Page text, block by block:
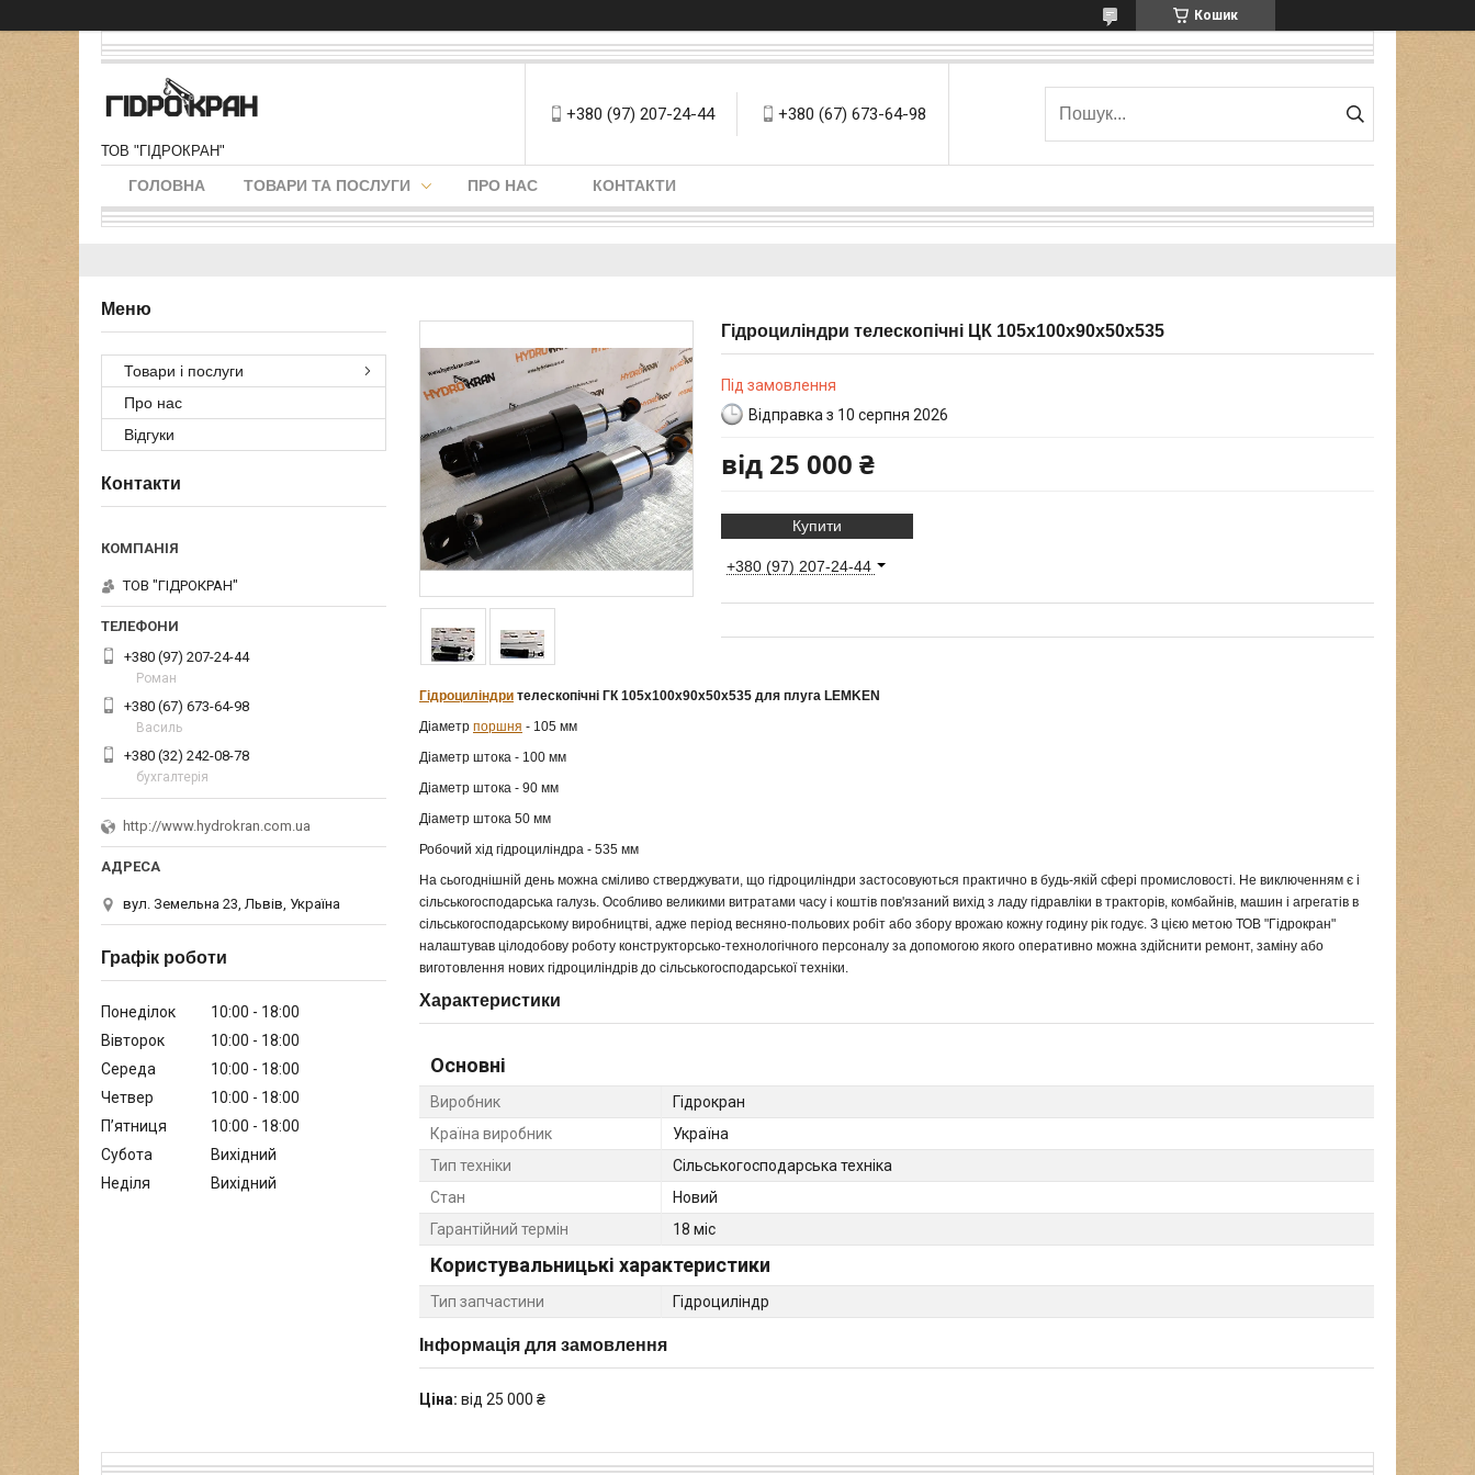
Кошик
ТОВ "ГІДРОКРАН"
+380 (97) 207-24-44 +380 (67) 673-64-98
ГОЛОВНА ТОВАРИ ТА ПОСЛУГИ ПРО НАС КОНТАКТИ
Гідроциліндри телескопічні ЦК 105х100х90х50х535
Під замовлення
Відправка з 10 серпня 2026
від 25 000 ₴
Купити
+380 (97) 207-24-44
Гідроциліндри телескопічні ГК 105х100х90х50х535 для плуга LEMKEN
Діаметр поршня - 105 мм
Діаметр штока - 100 мм
Діаметр штока - 90 мм
Діаметр штока 50 мм
Робочий хід гідроциліндра - 535 мм
На сьогоднішній день можна сміливо стверджувати, що гідроциліндри застосовуються практично в будь-якій сфері промисловості. Не виключенням є і
сільськогосподарська галузь. Особливо великими витратами часу і коштів пов'язаний вихід з ладу гідравліки в тракторів, комбайнів, машин і агрегатів в
сільськогосподарському виробництві, адже період весняно-польових робіт або збору врожаю кожну годину рік годує. З цією метою ТОВ "Гідрокран"
налаштував цілодобову роботу конструкторсько-технологічного персоналу за допомогою якого оперативно можна здійснити ремонт, заміну або
виготовлення нових гідроциліндрів до сільськогосподарської техніки.
Характеристики
Основні
Виробник
Гідрокран
Країна виробник
Україна
Тип техніки
Сільськогосподарська техніка
Стан
Новий
Гарантійний термін
18 міс
Користувальницькі характеристики
Тип запчастини Гідроциліндр
Інформація для замовлення
Ціна: від 25 000 ₴
Товари і послуги
Про нас
Відгуки
Контакти
ТОВ "ГІДРОКРАН"
+380 (97) 207-24-44
Роман
+380 (67) 673-64-98
Василь
+380 (32) 242-08-78
бухгалтерія
http://www.hydrokran.com.ua
вул. Земельна 23, Львів, Україна
Графік роботи
Понеділок 10:00
18:00
Вівторок
10:00
18:00
Середа
10:00
18:00
Четвер
10:00
18:00
Пʼятниця
10:00
18:00
Субота
Вихідний
Неділя
Вихідний